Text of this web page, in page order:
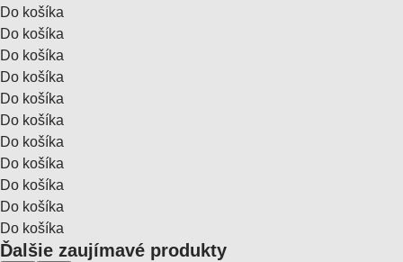
Do košíka
Do košíka
Do košíka
Do košíka
Do košíka
Do košíka
Do košíka
Do košíka
Do košíka
Do košíka
Do košíka
Ďalšie zaujímavé produkty